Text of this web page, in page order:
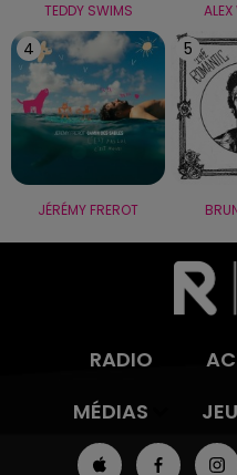
TEDDY SWIMS
4
JÉRÉMY FREROT
5
RADIO
MÉDIAS